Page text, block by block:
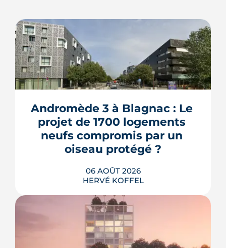
Andromède 3 à Blagnac : Le
projet de 1700 logements
neufs compromis par un
oiseau protégé ?
06 AOÛT 2026
HERVÉ KOFFEL
La troisième et dernière phase de